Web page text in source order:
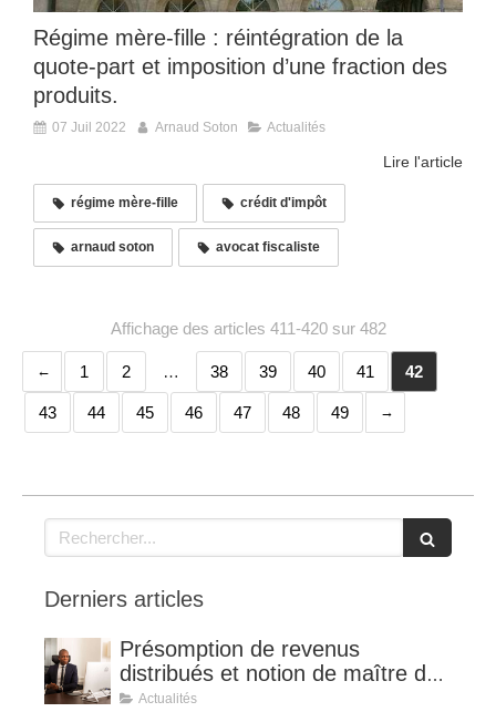
Régime mère-fille : réintégration de la
quote-part et imposition d’une fraction des
produits.
07 Juil 2022 Arnaud Soton Actualités
Lire l'article
régime mère-fille crédit d'impôt
arnaud soton avocat fiscaliste
Affichage des articles 411-420 sur 482
1 2 … 38 39 40 41 42
43 44 45 46 47 48 49
Rechercher
Derniers articles
Présomption de revenus
distribués et notion de maître de
l'affaire (CE 8 juillet 2026, n°
Actualités